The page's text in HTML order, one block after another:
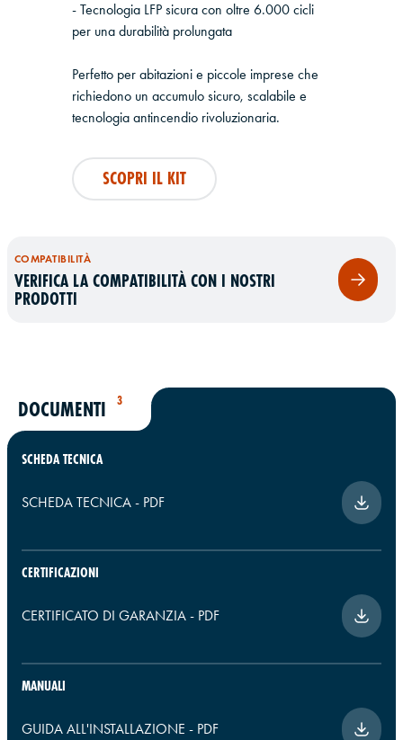
- Tecnologia LFP sicura con oltre 6.000 cicli
per una durabilità prolungata
Perfetto per abitazioni e piccole imprese che
richiedono un accumulo sicuro, scalabile e
tecnologia antincendio rivoluzionaria.
SCOPRI IL KIT
COMPATIBILITÀ
VERIFICA LA COMPATIBILITÀ CON I NOSTRI
PRODOTTI
DOCUMENTI 3
SCHEDA TECNICA
SCHEDA TECNICA - PDF
CERTIFICAZIONI
CERTIFICATO DI GARANZIA - PDF
MANUALI
GUIDA ALL'INSTALLAZIONE - PDF